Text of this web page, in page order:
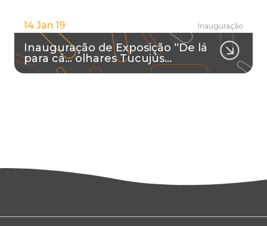
14 Jan 19 Inauguração
Inauguração de Exposição “De lá
para cá… olhares Tucujús…